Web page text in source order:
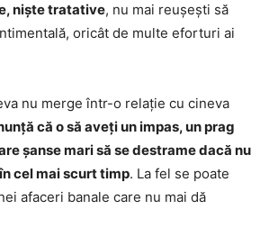
niște tratative, nu mai reușești să
oricât de multe eforturi ai
nu merge într-o relație cu cineva
că o să aveți un impas, un prag
șanse mari să se destrame dacă nu
cel mai scurt timp. La fel se poate
afaceri banale care nu mai dă